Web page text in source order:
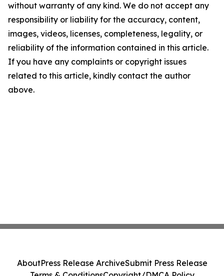
without warranty of any kind. We do not accept any
responsibility or liability for the accuracy, content,
images, videos, licenses, completeness, legality, or
reliability of the information contained in this article.
If you have any complaints or copyright issues
related to this article, kindly contact the author
above.
AboutPress Release ArchiveSubmit Press Release